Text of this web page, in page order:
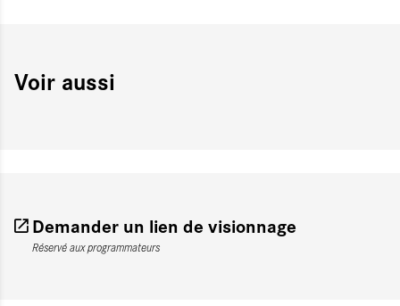
Voir aussi
Demander un lien de visionnage
Réservé aux programmateurs